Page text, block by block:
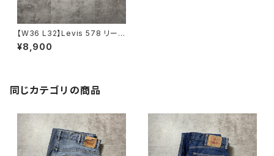
【W36 L32】Levis 578 リーバ
イス 150周年ラベル ジッパ
ーフライ ワイド バギー 先
¥8,900
同じカテゴリの商品